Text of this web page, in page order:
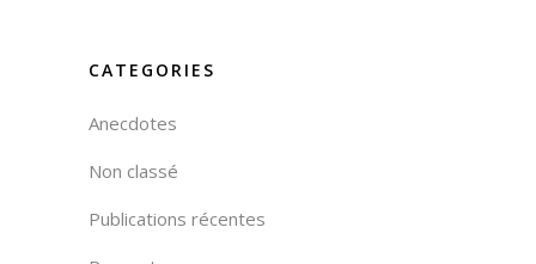
CATEGORIES
Anecdotes
Non classé
Publications récentes